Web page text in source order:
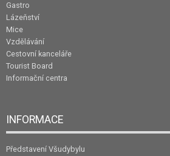
Gastro
Lázeňství
Mice
Vzdělávání
Cestovní kanceláře
Tourist Board
Informační centra
INFORMACE
Představení Všudybylu